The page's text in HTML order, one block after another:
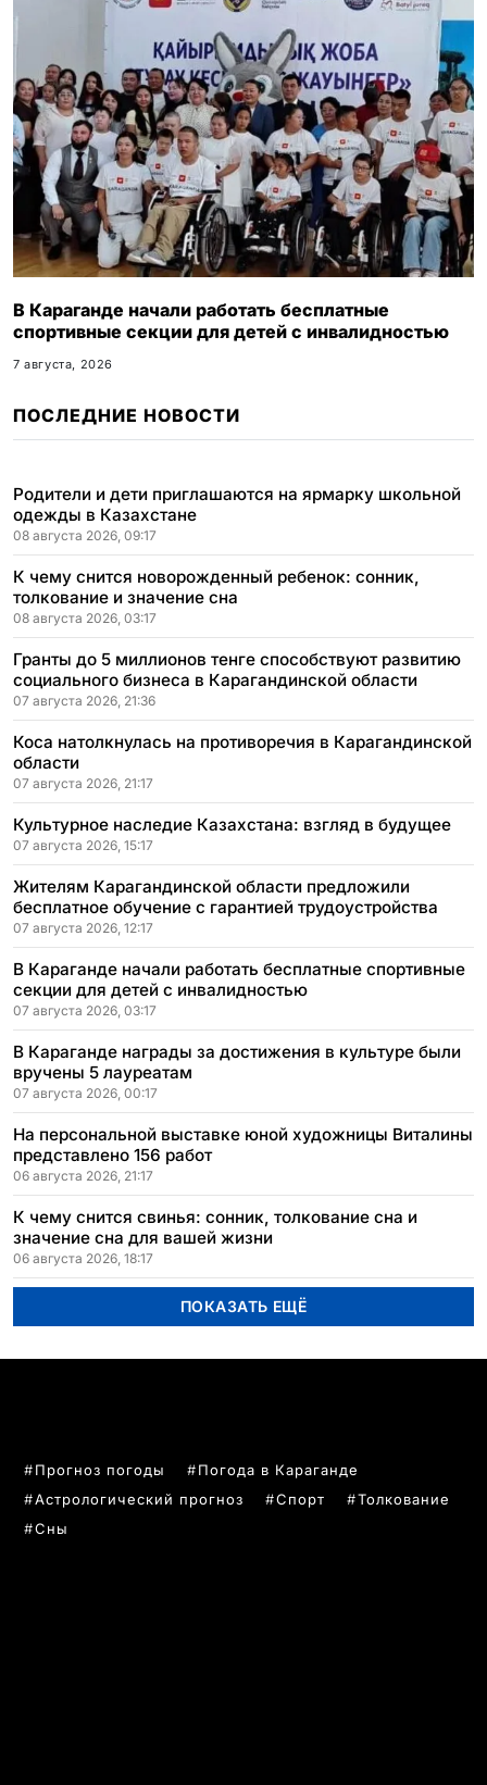
В Караганде начали работать бесплатные
спортивные секции для детей с инвалидностью
7 августа, 2026
ПОСЛЕДНИЕ НОВОСТИ
Родители и дети приглашаются на ярмарку школьной
одежды в Казахстане
08 августа 2026, 09:17
К чему снится новорожденный ребенок: сонник,
толкование и значение сна
08 августа 2026, 03:17
Гранты до 5 миллионов тенге способствуют развитию
социального бизнеса в Карагандинской области
07 августа 2026, 21:36
Коса натолкнулась на противоречия в Карагандинской
области
07 августа 2026, 21:17
Культурное наследие Казахстана: взгляд в будущее
07 августа 2026, 15:17
Жителям Карагандинской области предложили
бесплатное обучение с гарантией трудоустройства
07 августа 2026, 12:17
В Караганде начали работать бесплатные спортивные
секции для детей с инвалидностью
07 августа 2026, 03:17
В Караганде награды за достижения в культуре были
вручены 5 лауреатам
07 августа 2026, 00:17
На персональной выставке юной художницы Виталины
представлено 156 работ
06 августа 2026, 21:17
К чему снится свинья: сонник, толкование сна и
значение сна для вашей жизни
06 августа 2026, 18:17
ПОКАЗАТЬ ЕЩЁ
Прогноз погоды
Погода в Караганде
Астрологический прогноз
Спорт
Толкование
Сны